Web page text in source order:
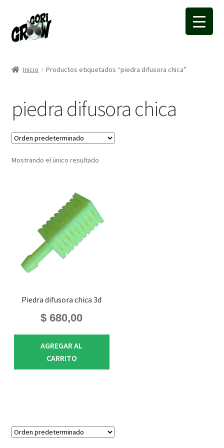
a
la
a
la
Inicio Productos etiquetados “piedra difusora chica”
piedra difusora chica
Mostrando el único resultado
Piedra difusora chica 3d
$ 680,00
AGREGAR AL
CARRITO